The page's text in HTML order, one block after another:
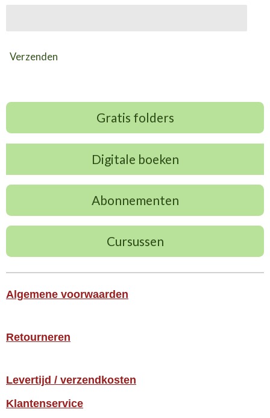
Verzenden
Gratis folders
Digitale boeken
Abonnementen
Cursussen
Algemene voorwaarden
Retourneren
Levertijd / verzendkosten
Klantenservice